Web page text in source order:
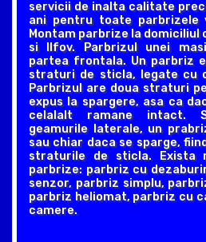
servicii de inalta calitate
ani pentru toate parbrizele
Montam parbrize la
si Ilfov. Parbrizul unei
partea frontala. Un parbriz
straturi de sticla, legate cu
Parbrizul are doua straturi
expus la spargere, asa ca
celalalt ramane intact.
geamurile laterale, un
sau chiar daca se sparge,
straturile de sticla. Exista
parbrize: parbriz cu
senzor, parbriz simplu,
parbriz heliomat, parbriz cu
camere.